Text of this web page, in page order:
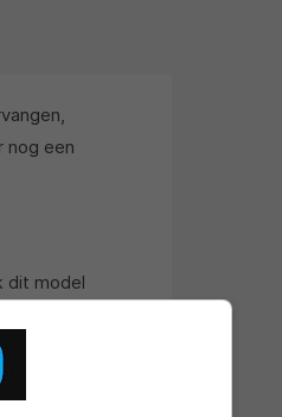
nog een
dit model
van